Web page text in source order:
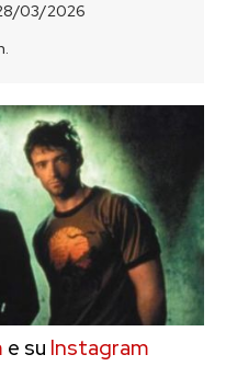
03/2026
e su Instagram